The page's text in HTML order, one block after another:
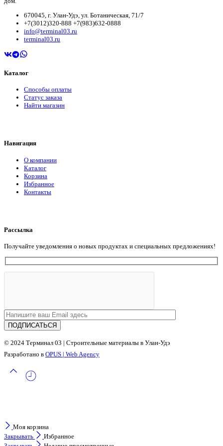
670045, г. Улан-Удэ, ул. Ботаническая, 71/7
+7(3012)320-888 +7(983)632-0888
info@terminal03.ru
terminal03.ru
Каталог
Способы оплаты
Статус заказа
Найти магазин
Навигация
О компании
Каталог
Корзина
Избранное
Контакты
Рассылка
Получайте уведомления о новых продуктах и ​​специальных предложениях!
© 2024 Терминал 03 | Строительные материалы в Улан-Удэ
Разработано в OPUS | Web Agency
Моя корзина
Закрывать
Избранное